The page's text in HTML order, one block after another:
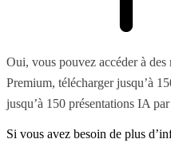
Oui, vous pouvez accéder à
Premium, télécharger jusqu’à
jusqu’à 150 présentations IA
Si vous avez besoin de plus